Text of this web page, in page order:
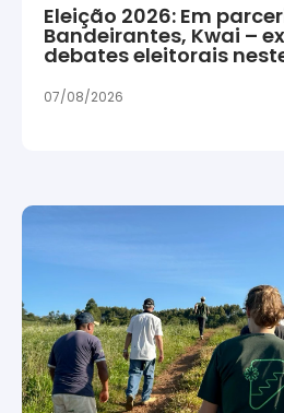
Eleição 2026: Em
Bandeirantes, Kwai –
debates eleitorais
07/08/2026